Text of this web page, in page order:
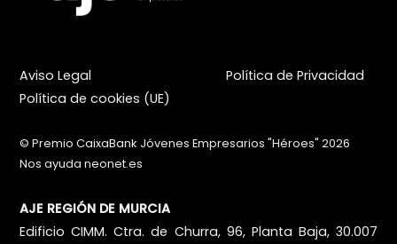
Aviso Legal
Política de Privacidad
Política de cookies (UE)
©Premio CaixaBank Jóvenes Empresarios "Héroes" 2026
Nos ayudaneonet.es
AJE REGIÓN DE MURCIA
Edificio CIMM. Ctra. de Churra, 96, Planta Baja, 30.007